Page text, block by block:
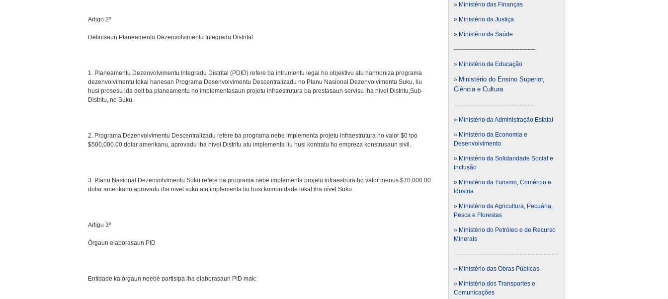
Artigo 2º
Definisaun Planeamentu Dezenvolvimentu Integradu Distrital
1. Planeamentu Dezenvolvimentu Integradu Distrital (PDID) refere ba intrumentu legal ho objektivu atu harmoniza programa
dezenvolvimentu lokal hanesan Programa Desenvolvimentu Descentralizadu no Planu Nasional Dezenvolvimentu Suku, liu
husi prosesu ida deit ba planeamentu no implementasaun projetu infraestrutura ba prestasaun servisu iha nivel Distritu,Sub-
Distritu, no Suku.
2. Programa Dezenvolvimentu Descentralizadu refere ba programa nebe implementa projetu infraestrutura ho valor $0 too
$500,000.00 dolar amerikanu, aprovadu iha nível Distritu atu implementa liu husi kontratu ho empreza konstrusaun sivil.
3. Planu Nasional Dezenvolvimentu Suku refere ba programa nebe implementa projetu infraestrura ho valor menus $70,000.00
dolar amerikanu aprovadu iha nivel suku atu implementa liu husi komunidade lokal iha nível Suku
Artigu 3º
Órgaun elaborasaun PID
Entidade ka órgaun neebé partisipa iha elaborasaun PID mak:
» Ministério das Finanças
» Ministério da Justiça
» Ministério da Saúde
-----------------------------------------
» Ministério da Educação
» Ministério do Ensino Superior,
Ciência e Cultura
----------------------------------------
» Ministério da Administração Estatal
» Ministério da Economia e
Desenvolvimento
» Ministério da Solidaridade Social e
Inclusão
» Ministério da Turismo, Comércio e
Idustria
» Ministério da Agricultura, Pecuária,
Pesca e Florestas
» Ministério do Petróleo e de Recurso
Minerais
----------------------------------------------------
» Ministério das Obras Públicas
» Ministério dos Transportes e
Comunicações